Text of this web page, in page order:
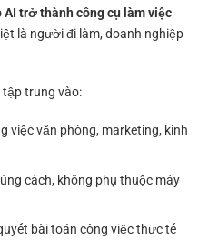
AI trở thành công cụ làm việc
là người đi làm, doanh nghiệp
trung vào:
việc văn phòng, marketing, kinh
cách, không phụ thuộc máy
bài toán công việc thực tế